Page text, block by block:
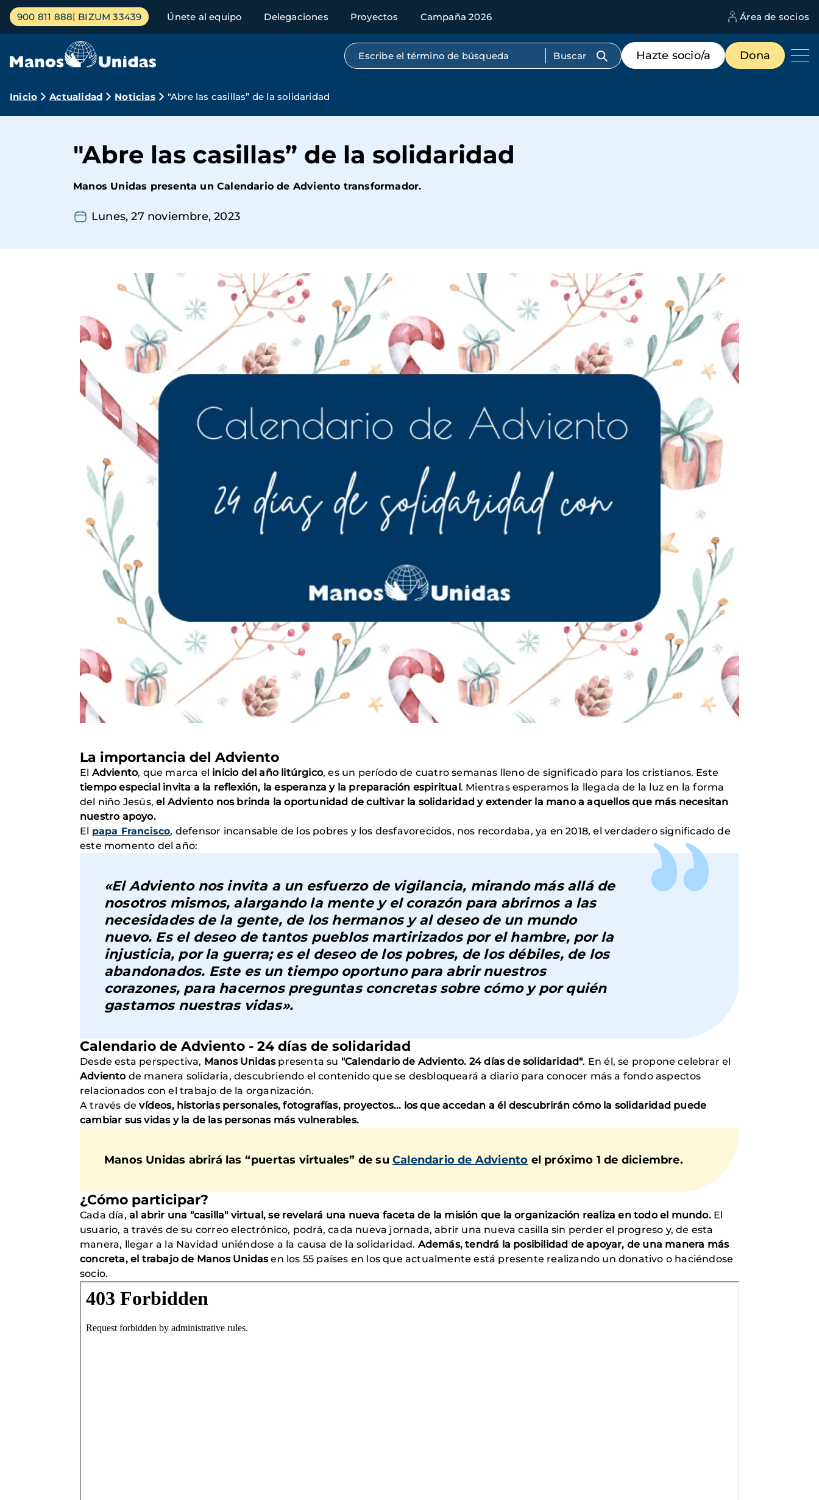
Pasar
contenido
Menú
principal
900 811 888 BIZUM 33439 Únete al equipo Delegaciones Proyectos Campaña 2026 Área de socios
Búsqueda por texto completo
Menú
de
destacados
Hazte socio/a Dona
Ruta
navegación
Inicio Actualidad Noticias "Abre las casillas” de la solidaridad
"Abre las casillas” de la solidaridad
Manos Unidas presenta un Calendario de Adviento transformador.
Lunes, 27 noviembre, 2023
La importancia del Adviento
El Adviento, que marca el inicio del año litúrgico, es un período de cuatro semanas lleno de significado para los cristianos. Este
tiempo especial invita a la reflexión, la esperanza y la preparación espiritual . Mientras esperamos la llegada de la luz en la forma
del niño Jesús,el Adviento nos brinda la oportunidad de cultivar la solidaridad y extender la mano a aquellos que más necesitan
nuestro apoyo.
El papa Francisco, defensor incansable de los pobres y los desfavorecidos, nos recordaba, ya en 2018, el verdadero significado de
este momento del año:
«ElAdviento nos invita a un esfuerzo de vigilancia, mirando más allá de
nosotros mismos, alargando la mente y el corazón para abrirnos a las
necesidades de la gente, de los hermanos y al deseo de un mundo
nuevo. Es el deseo de tantos pueblos martirizados por el hambre, por la
injusticia, por la guerra; es el deseo de los pobres, de los débiles, de los
abandonados. Este es un tiempo oportuno para abrir nuestros
corazones, para hacernos preguntas concretas sobre cómo y por quién
gastamos nuestras vidas».
Calendario de Adviento - 24 días de solidaridad
Desde esta perspectiva, Manos Unidaspresenta su "Calendario de Adviento. 24 días de solidaridad". En él, se propone celebrar el
Adviento de manera solidaria, descubriendo el contenido que se desbloqueará a diario para conocer más a fondo aspectos
relacionados con el trabajo de la organización.
A través devídeos, historias personales, fotografías, proyectos... los que accedan a él descubrirán cómo la solidaridad puede
cambiar sus vidas y la de las personas más vulnerables.
Manos Unidas abrirá las “puertas virtuales” de suCalendario de Adviento el próximo 1 de diciembre.
¿Cómo participar?
Cada día, al abrir una "casilla" virtual, se revelará una nueva faceta de la misión que la organización realiza en todo el mundo.El
usuario, a través de su correo electrónico, podrá, cada nueva jornada, abrir una nueva casilla sin perder el progreso y, de esta
manera, llegar a la Navidad uniéndose a la causa de la solidaridad. Además, tendrá la posibilidad de apoyar, de una manera más
concreta, el trabajo de Manos Unidasen los 55 países en los que actualmente está presente realizando un donativo o haciéndose
socio.